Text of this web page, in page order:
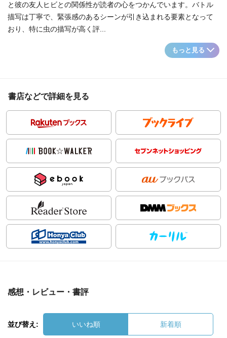
と彼の友人ヒビとの関係性が読者の心をつかんでいます。バトル
描写は丁寧で、緊張感のあるシーンが引き込まれる要素となって
おり、特に虫の描写が高く評...
もっと見る
書店などで詳細を見る
感想・レビュー・書評
並び替え: いいね順 新着順